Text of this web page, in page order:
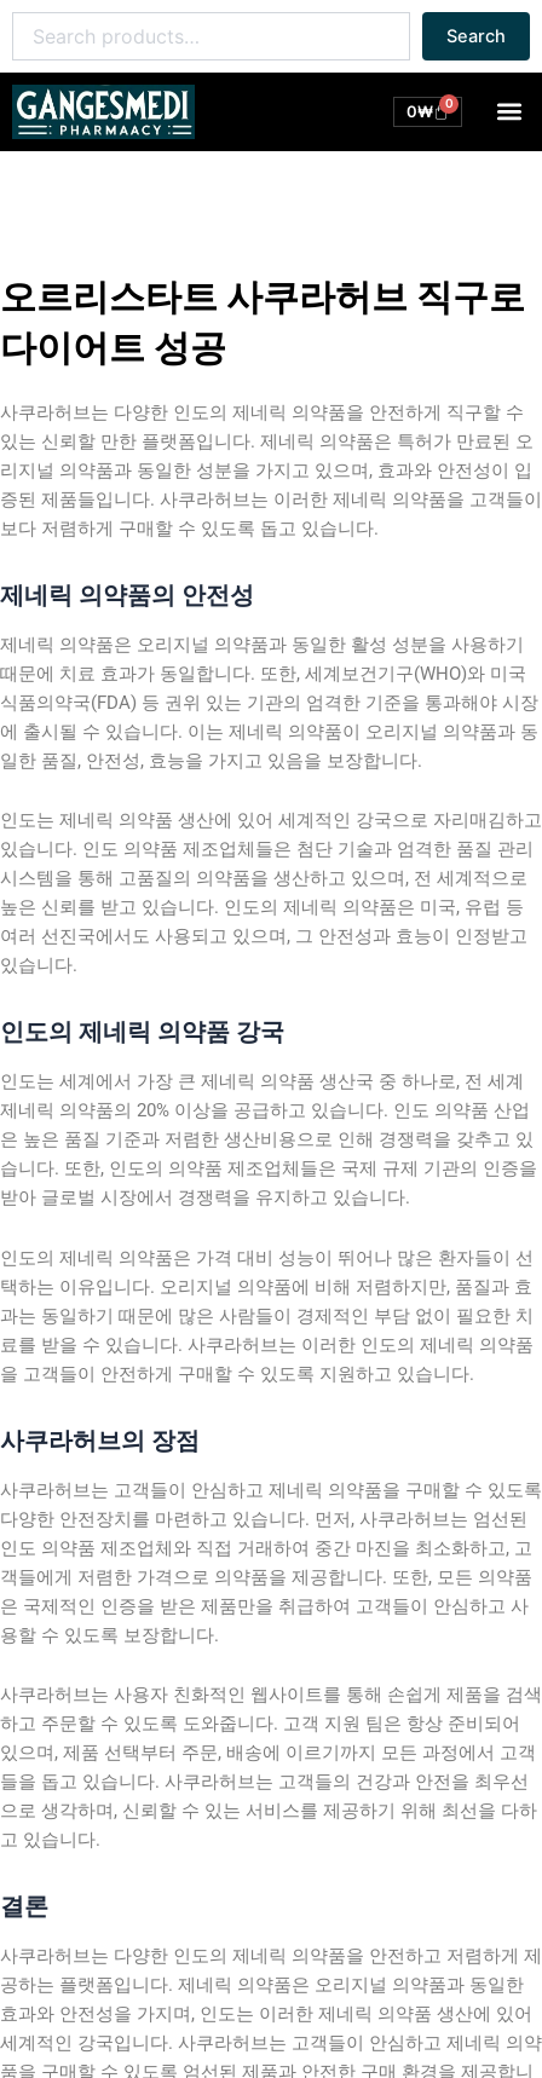
콘
츠
너
for:
Search
0₩ 0
Cart
오르리스타트 사쿠라허브 직구로
다이어트 성공
사쿠라허브는 다양한 인도의 제네릭 의약품을 안전하게 직구할 수
있는 신뢰할 만한 플랫폼입니다. 제네릭 의약품은 특허가 만료된 오
리지널 의약품과 동일한 성분을 가지고 있으며, 효과와 안전성이 입
증된 제품들입니다. 사쿠라허브는 이러한 제네릭 의약품을 고객들이
보다 저렴하게 구매할 수 있도록 돕고 있습니다.
제네릭 의약품의 안전성
제네릭 의약품은 오리지널 의약품과 동일한 활성 성분을 사용하기
때문에 치료 효과가 동일합니다. 또한, 세계보건기구(WHO)와 미국
식품의약국(FDA) 등 권위 있는 기관의 엄격한 기준을 통과해야 시장
에 출시될 수 있습니다. 이는 제네릭 의약품이 오리지널 의약품과 동
일한 품질, 안전성, 효능을 가지고 있음을 보장합니다.
인도는 제네릭 의약품 생산에 있어 세계적인 강국으로 자리매김하고
있습니다. 인도 의약품 제조업체들은 첨단 기술과 엄격한 품질 관리
시스템을 통해 고품질의 의약품을 생산하고 있으며, 전 세계적으로
높은 신뢰를 받고 있습니다. 인도의 제네릭 의약품은 미국, 유럽 등
여러 선진국에서도 사용되고 있으며, 그 안전성과 효능이 인정받고
있습니다.
인도의 제네릭 의약품 강국
인도는 세계에서 가장 큰 제네릭 의약품 생산국 중 하나로, 전 세계
제네릭 의약품의 20% 이상을 공급하고 있습니다. 인도 의약품 산업
은 높은 품질 기준과 저렴한 생산비용으로 인해 경쟁력을 갖추고 있
습니다. 또한, 인도의 의약품 제조업체들은 국제 규제 기관의 인증을
받아 글로벌 시장에서 경쟁력을 유지하고 있습니다.
인도의 제네릭 의약품은 가격 대비 성능이 뛰어나 많은 환자들이 선
택하는 이유입니다. 오리지널 의약품에 비해 저렴하지만, 품질과 효
과는 동일하기 때문에 많은 사람들이 경제적인 부담 없이 필요한 치
료를 받을 수 있습니다. 사쿠라허브는 이러한 인도의 제네릭 의약품
을 고객들이 안전하게 구매할 수 있도록 지원하고 있습니다.
사쿠라허브의 장점
사쿠라허브는 고객들이 안심하고 제네릭 의약품을 구매할 수 있도록
다양한 안전장치를 마련하고 있습니다. 먼저, 사쿠라허브는 엄선된
인도 의약품 제조업체와 직접 거래하여 중간 마진을 최소화하고, 고
객들에게 저렴한 가격으로 의약품을 제공합니다. 또한, 모든 의약품
은 국제적인 인증을 받은 제품만을 취급하여 고객들이 안심하고 사
용할 수 있도록 보장합니다.
사쿠라허브는 사용자 친화적인 웹사이트를 통해 손쉽게 제품을 검색
하고 주문할 수 있도록 도와줍니다. 고객 지원 팀은 항상 준비되어
있으며, 제품 선택부터 주문, 배송에 이르기까지 모든 과정에서 고객
들을 돕고 있습니다. 사쿠라허브는 고객들의 건강과 안전을 최우선
으로 생각하며, 신뢰할 수 있는 서비스를 제공하기 위해 최선을 다하
고 있습니다.
결론
사쿠라허브는 다양한 인도의 제네릭 의약품을 안전하고 저렴하게 제
공하는 플랫폼입니다. 제네릭 의약품은 오리지널 의약품과 동일한
효과와 안전성을 가지며, 인도는 이러한 제네릭 의약품 생산에 있어
세계적인 강국입니다. 사쿠라허브는 고객들이 안심하고 제네릭 의약
품을 구매할 수 있도록 엄선된 제품과 안전한 구매 환경을 제공합니